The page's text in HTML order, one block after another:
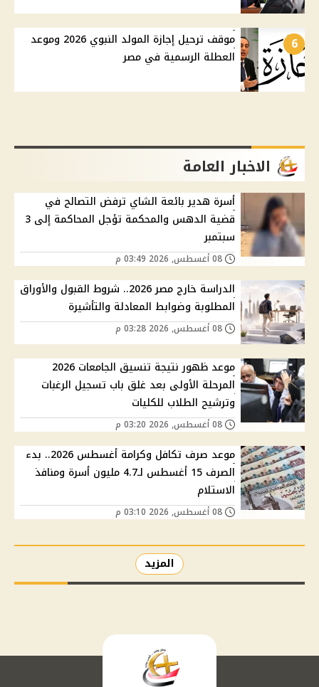
6
موقف ترحيل إجازة المولد النبوي 2026 وموعد
العطلة الرسمية في مصر
الاخبار العامة
أسرة هدير بائعة الشاي ترفض التصالح في
قضية الدهس والمحكمة تؤجل المحاكمة إلى 3
سبتمبر
الدراسة خارج مصر 2026.. شروط القبول والأوراق
المطلوبة وضوابط المعادلة والتأشيرة
موعد ظهور نتيجة تنسيق الجامعات 2026
المرحلة الأولى بعد غلق باب تسجيل الرغبات
وترشيح الطلاب للكليات
موعد صرف تكافل وكرامة أغسطس 2026.. بدء
الصرف 15 أغسطس لـ4.7 مليون أسرة ومنافذ
الاستلام
المزيد